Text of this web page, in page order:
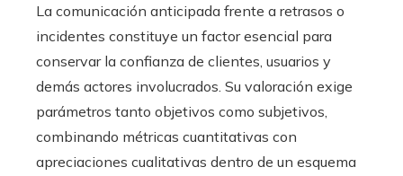
La comunicación anticipada frente a retrasos o
incidentes constituye un factor esencial para
conservar la confianza de clientes, usuarios y
demás actores involucrados. Su valoración exige
parámetros tanto objetivos como subjetivos,
combinando métricas cuantitativas con
apreciaciones cualitativas dentro de un esquema